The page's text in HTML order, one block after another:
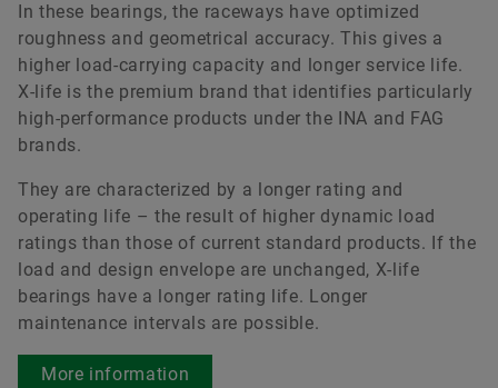
In these bearings, the raceways have optimized
roughness and geometrical accuracy. This gives a
higher load-carrying capacity and longer service life.
X-life is the premium brand that identifies particularly
high-performance products under the INA and FAG
brands.
They are characterized by a longer rating and
operating life – the result of higher dynamic load
ratings than those of current standard products. If the
load and design envelope are unchanged, X-life
bearings have a longer rating life. Longer
maintenance intervals are possible.
More information